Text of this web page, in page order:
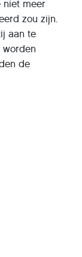
niet meer
zou zijn.
aan te
worden
de